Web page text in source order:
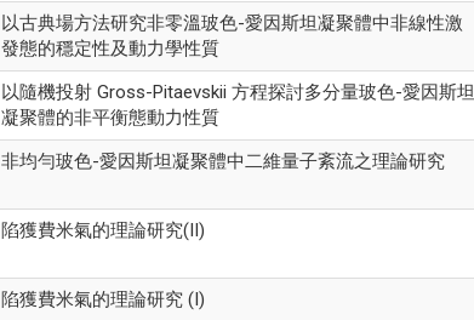
以古典場方法研究非零溫玻色-愛因斯坦凝聚體中非線性激
發態的穩定性及動力學性質
以隨機投射 Gross-Pitaevskii 方程探討多分量玻色-愛因斯坦
凝聚體的非平衡態動力性質
非均勻玻色-愛因斯坦凝聚體中二維量子紊流之理論研究
陷獲費米氣的理論研究(II)
陷獲費米氣的理論研究 (I)